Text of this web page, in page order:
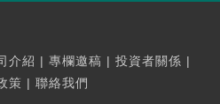
介紹 | 專欄邀稿 | 投資者關係 |
策 | 聯絡我們